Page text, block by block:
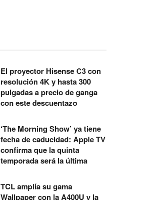
El proyector Hisense C3 con
resolución 4K y hasta 300
pulgadas a precio de ganga
con este descuentazo
‘The Morning Show’ ya tiene
fecha de caducidad: Apple TV
confirma que la quinta
temporada será la última
TCL amplía su gama
Wallpaper con la A400U y la